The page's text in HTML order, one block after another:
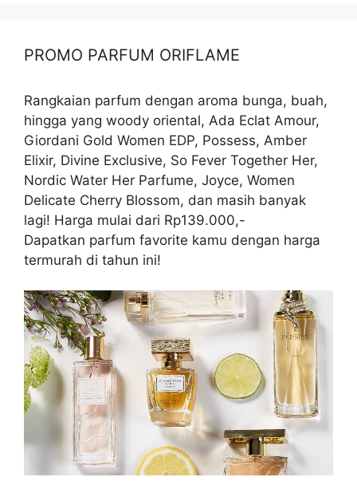
PROMO PARFUM ORIFLAME
Rangkaian parfum dengan aroma bunga, buah,
hingga yang woody oriental, Ada Eclat Amour,
Giordani Gold Women EDP, Possess, Amber
Elixir, Divine Exclusive, So Fever Together Her,
Nordic Water Her Parfume, Joyce, Women
Delicate Cherry Blossom, dan masih banyak
lagi! Harga mulai dari Rp139.000,-
Dapatkan parfum favorite kamu dengan harga
termurah di tahun ini!